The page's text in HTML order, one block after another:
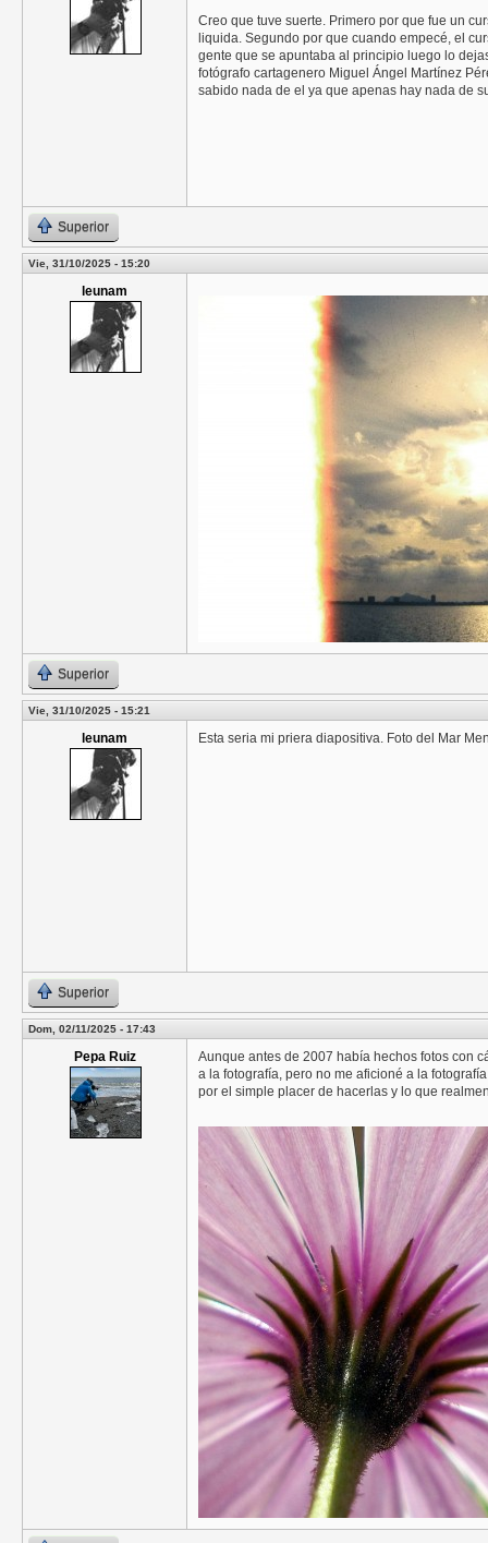
Creo que tuve suerte. Primero por que fue un
liquida. Segundo por que cuando empecé, el
gente que se apuntaba al principio luego lo
fotógrafo cartagenero Miguel Ángel Martínez
sabido nada de el ya que apenas hay nada de
Superior
Vie, 31/10/2025 - 15:20
leunam
Superior
Vie, 31/10/2025 - 15:21
leunam Esta seria mi priera diapositiva. Foto del Mar
Superior
Dom, 02/11/2025 - 17:43
Pepa Ruiz
Aunque antes de 2007 había hechos fotos con
a la fotografía, pero no me aficioné a la
por el simple placer de hacerlas y lo que